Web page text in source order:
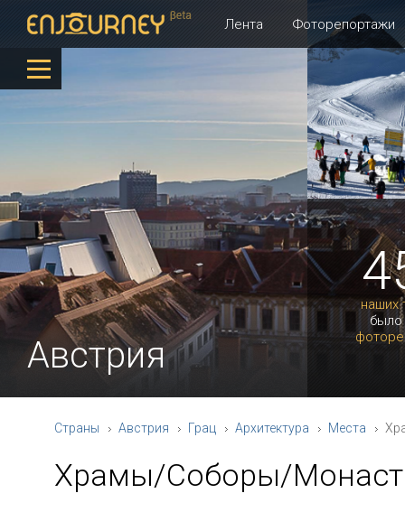
Лента Фоторепортажи
наших
было
Австрия
Страны Австрия Грац Архитектура Места
Храмы/Соборы/